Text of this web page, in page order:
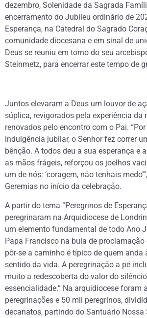
dezembro, Solenidade da Sagrada
encerramento do Jubileu ordinário de
Esperança, na Catedral do Sagrado
comunidade diocesana e em sinal de
Deus se reuniu em torno do seu
Steinmetz, para encerrar este tempo de
Juntos elevaram a Deus um louvor de
súplica, revigorados pela experiência da
renovados pelo encontro com o Pai.
indulgência jubilar, o Senhor fez correr
bênção. A todos deu a sua esperança e
as mãos frágeis, reforçou os joelhos
um de nós: ‘coragem, não tenhais
Geremias no início da celebração.
A partir do tema “Peregrinos de
peregrinaram na Arquidiocese de
um elemento fundamental de todo Ano
Papa Francisco na bula de proclamação
pôr-se a caminho é típico de quem anda
sentido da vida. A peregrinação a pé
muito a redescoberta do valor do
essencialidade.” Na arquidiocese foram
peregrinações e 50 mil peregrinos,
decanatos, partindo do Santuário Nossa